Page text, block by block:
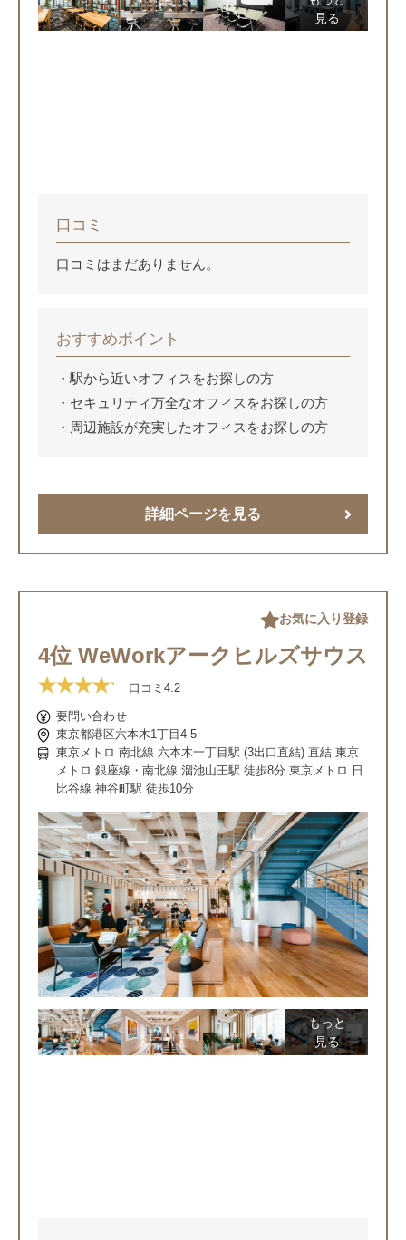
見る
口コミ
口コミはまだありません。
おすすめポイント
駅から近いオフィスをお探しの方
セキュリティ万全なオフィスをお探しの方
周辺施設が充実したオフィスをお探しの方
詳細ページを見る
4位 WeWorkアークヒルズサウス
口コミ 4.2
要問い合わせ
東京都港区六本木1丁目4-5
東京メトロ 南北線 六本木一丁目駅 (3出口直結) 直結 東京
メトロ 銀座線・南北線 溜池山王駅 徒歩8分 東京メトロ 日
比谷線 神谷町駅 徒歩10分
お気に入り登録
もっと
見る